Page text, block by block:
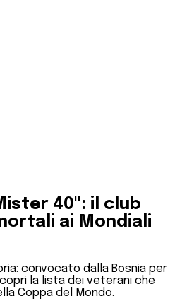
40": il club
ai Mondiali
convocato dalla Bosnia per
la lista dei veterani che
Coppa del Mondo.